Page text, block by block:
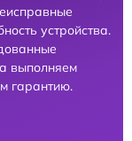
устройства.
выполняем
гарантию.